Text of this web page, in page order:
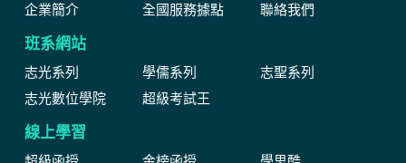
企業簡介 全國服務據點 聯絡我們
班系網站
志光系列 學儒系列
志聖系列
志光數位學院
超級考試王
線上學習